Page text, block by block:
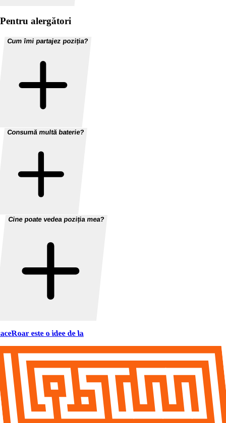
Pentru alergători
Cum îmi partajez poziția?
Consumă multă baterie?
Cine poate vedea poziția mea?
este o idee de la